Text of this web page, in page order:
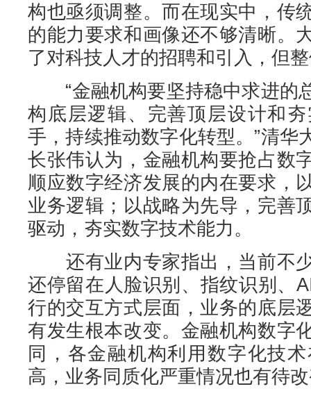
构也亟须调整。而在现实中，传
的能力要求和画像还不够清晰。
了对科技人才的招聘和引入，但
“金融机构要坚持稳中求进的
构底层逻辑、完善顶层设计和
手，持续推动数字化转型。”清华
长张伟认为，金融机构要抢占数
顺应数字经济发展的内在要求，
业务逻辑；以战略为先导，完善
驱动，夯实数字技术能力。
还有业内专家指出，当前不
还停留在人脸识别、指纹识别、
行的交互方式层面，业务的底层
有发生根本改变。金融机构数字
同，各金融机构利用数字化技
高，业务同质化严重情况也有待